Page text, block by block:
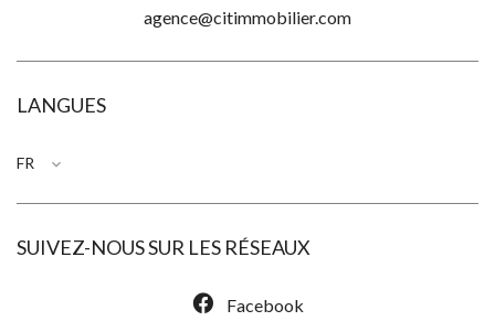
agence@citimmobilier.com
LANGUES
FR
SUIVEZ-NOUS SUR LES RÉSEAUX
Facebook